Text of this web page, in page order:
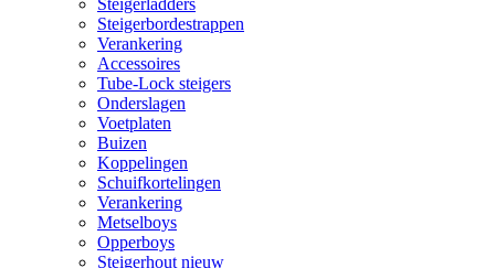
Steigerladders
Steigerbordestrappen
Verankering
Accessoires
Tube-Lock steigers
Onderslagen
Voetplaten
Buizen
Koppelingen
Schuifkortelingen
Verankering
Metselboys
Opperboys
Steigerhout nieuw